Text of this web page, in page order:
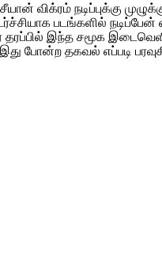
நடிப்புக்கு
படங்களில் நடிப்பேன்
இந்த சமூக
போன்ற தகவல் எப்படி